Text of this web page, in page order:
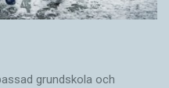
grundskola och